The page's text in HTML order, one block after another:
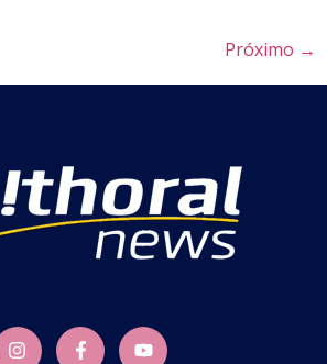
Próximo →